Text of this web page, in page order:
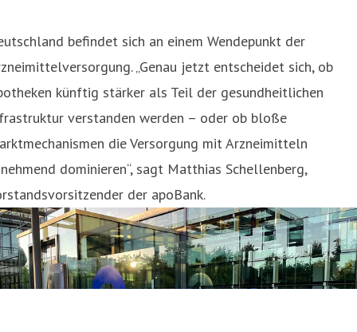
befindet sich an einem Wendepunkt der
„Genau jetzt entscheidet sich, ob
künftig stärker als Teil der gesundheitlichen
verstanden werden – oder ob bloße
die Versorgung mit Arzneimitteln
dominieren“, sagt Matthias Schellenberg,
der apoBank.